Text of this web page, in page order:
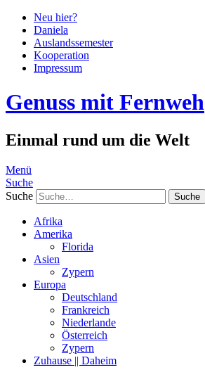
Neu hier?
Daniela
Auslandssemester
Kooperation
Impressum
Genuss mit Fernweh
Einmal rund um die Welt
Menü
Suche
Suche
Afrika
Amerika
Florida
Asien
Zypern
Europa
Deutschland
Frankreich
Niederlande
Österreich
Zypern
Zuhause || Daheim